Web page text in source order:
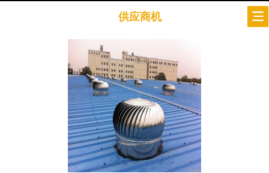
供应商机